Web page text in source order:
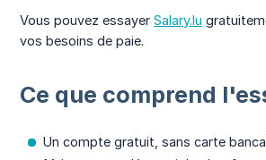
Vous pouvez essayer Salary.lu
vos besoins de paie.
Ce que comprend
Un compte gratuit, sans carte